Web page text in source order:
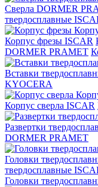
Сверла DORMER
твердосплавные
Корпус фрезы ISCAR
DORMER PRAMET
Вставки
KYOCERA
Корпус сверла ISCAR
Развертки
DORMER PRAMET
Головки
твердосплавные
Головки